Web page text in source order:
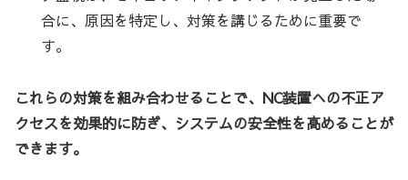
合に、原因を特定し、対策を講じるために重要で
す。
これらの対策を組み合わせることで、NC装置への不正ア
クセスを効果的に防ぎ、システムの安全性を高めることが
できます。